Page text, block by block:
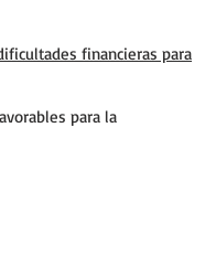
financieras para
para la